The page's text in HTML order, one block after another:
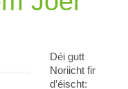
Déi gutt
Noriicht fir
d’éischt: